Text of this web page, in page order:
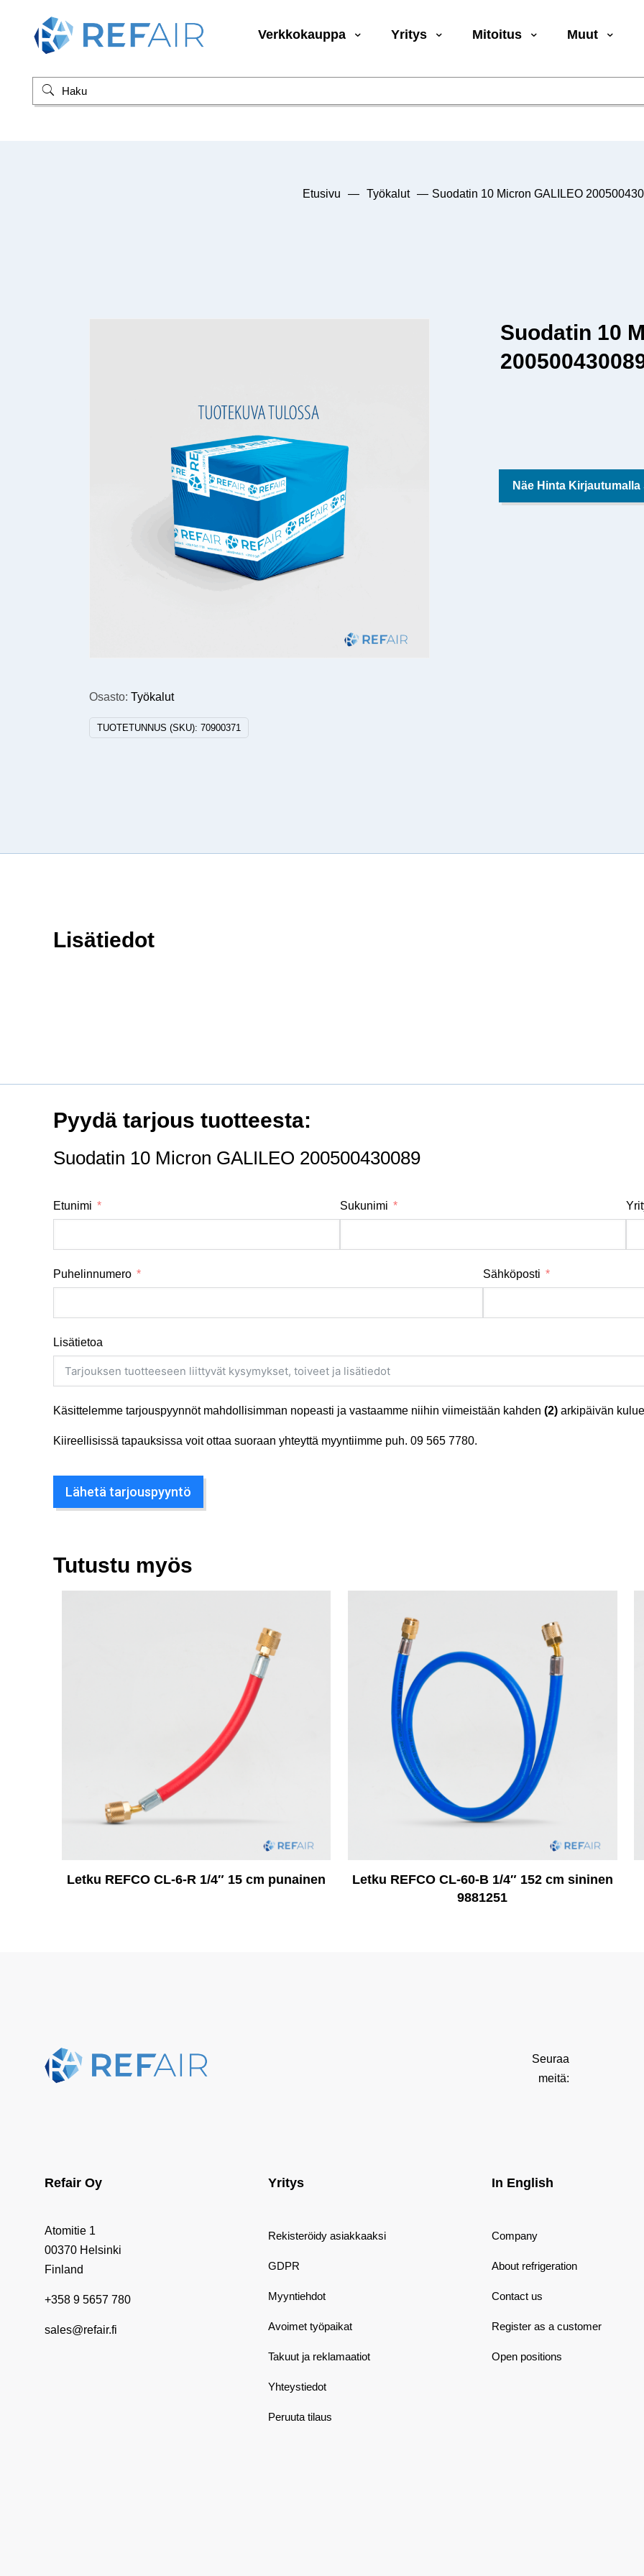
Verkkokauppa Yritys Mitoitus Muut
Etusivu — Työkalut — Suodatin 10 Micron GALILEO
Osasto:Työkalut
TUOTETUNNUS (SKU):70900371
Suodatin 10
Näe Hinta Kirjautumalla
Lisätiedot
Pyydä tarjous tuotteesta:
Suodatin 10 Micron GALILEO 200500430089
Etunimi Sukunimi
Puhelinnumero Sähköposti
Lisätietoa
Käsittelemme tarjouspyynnöt mahdollisimman nopeasti ja vastaamme niihin viimeistään kahden (2) arkipäivän
Kiireellisissä tapauksissa voit ottaa suoraan yhteyttä myyntiimme puh. 09 565 7780.
Lähetä tarjouspyyntö
Tutustu myös
Letku REFCO CL-6-R 1/4″ 15 cm punainen
Letku REFCO CL-60-B 1/4″ 152 cm sininen
9881251
Seuraa
meitä:
Refair Oy
Atomitie 1
00370 Helsinki
Finland
+358 9 5657 780
sales@refair.fi
Yritys
Rekisteröidy asiakkaaksi
GDPR
Myyntiehdot
Avoimet työpaikat
Takuut ja reklamaatiot
Yhteystiedot
Peruuta tilaus
In English
Company
About refrigeration
Contact us
Register as a customer
Open positions